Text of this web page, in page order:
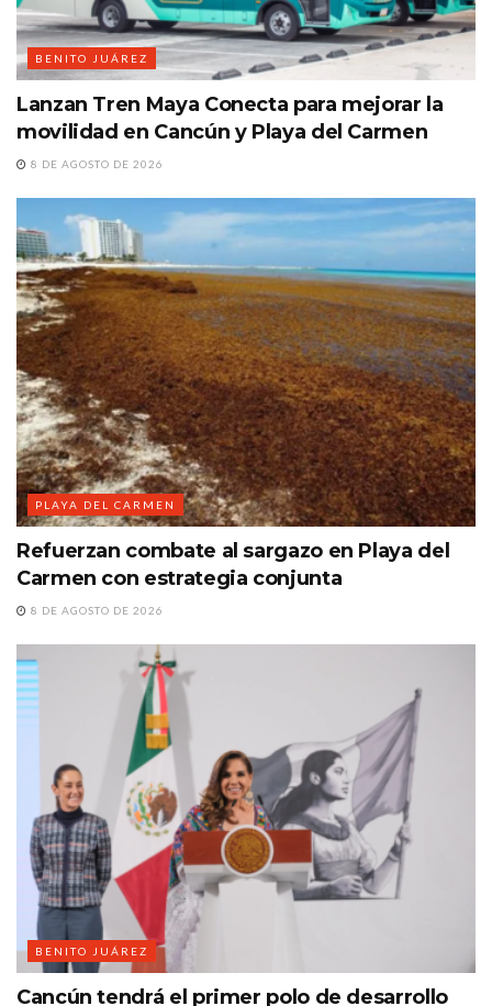
BENITO JUÁREZ
Lanzan Tren Maya Conecta para mejorar la
movilidad en Cancún y Playa del Carmen
8 DE AGOSTO DE 2026
PLAYA DEL CARMEN
Refuerzan combate al sargazo en Playa del
Carmen con estrategia conjunta
8 DE AGOSTO DE 2026
BENITO JUÁREZ
Cancún tendrá el primer polo de desarrollo